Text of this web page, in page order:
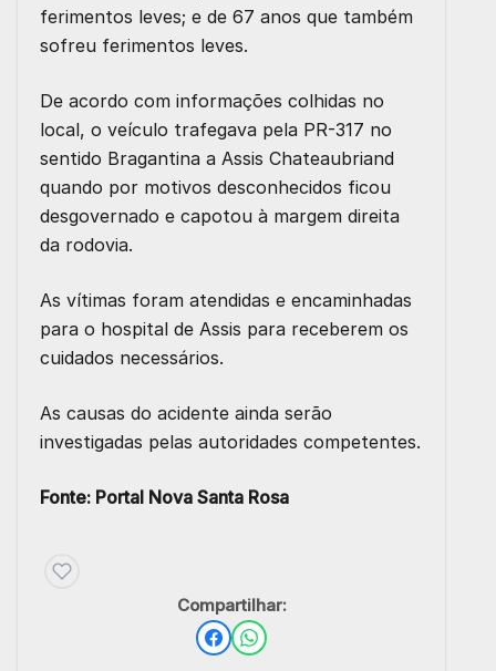
ferimentos leves; e de 67 anos que também
sofreu ferimentos leves.
De acordo com informações colhidas no
local, o veículo trafegava pela PR-317 no
sentido Bragantina a Assis Chateaubriand
quando por motivos desconhecidos ficou
desgovernado e capotou à margem direita
da rodovia.
As vítimas foram atendidas e encaminhadas
para o hospital de Assis para receberem os
cuidados necessários.
As causas do acidente ainda serão
investigadas pelas autoridades competentes.
Fonte: Portal Nova Santa Rosa
Compartilhar: